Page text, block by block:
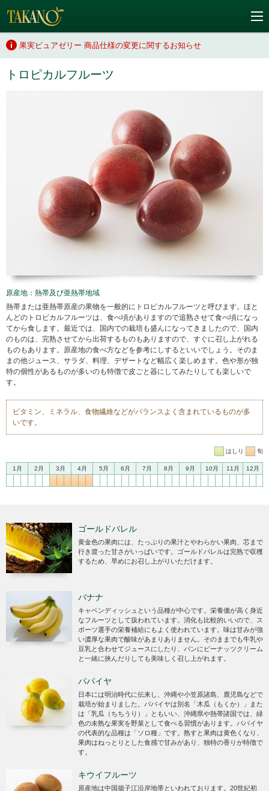
果実ピュアゼリー 商品仕様の変更に関するお知らせ
トロピカルフルーツ
原産地：熱帯及び亜熱帯地域
熱帯または亜熱帯原産の果物を一般的にトロピカルフルーツと呼びます。ほと
んどのトロピカルフルーツは、食べ頃がありますので追熟させて食べ頃になっ
てから食します。最近では、国内での栽培も盛んになってきましたので、国内
のものは、完熟させてから出荷するものもありますので、すぐに召し上がれる
ものもあります。原産地の食べ方などを参考にしするといいでしょう。そのま
まの他ジュース、サラダ、料理、デザートなど幅広く楽しめます。色や形が独
特の個性があるものが多いのも特徴で皮ごと器にしてみたりしても楽しいで
す。
ビタミン、ミネラル、食物繊維などがバランスよく含まれているものが多
いです。
はしり 旬
1月 2月 3月 4月 5月 6月 7月 8月 9月 10月 11月 12月
ゴールドバレル
黄金色の果肉には、たっぷりの果汁とやわらかい果肉、芯まで
行き渡った甘さがいっぱいです。ゴールドバレルは完熟で収穫
するため、早めにお召し上がりいただけます。
バナナ
キャベンディッシュという品種が中心です。栄養価が高く身近
なフルーツとして扱われています。消化も比較的いいので、ス
ポーツ選手の栄養補給にもよく使われています。味は甘みが強
い濃厚な果肉で酸味があまりありません。そのままでも牛乳や
豆乳と合わせてジュースにしたり、パンにピーナッツクリーム
と一緒に挟んだりしても美味しく召し上がれます。
パパイヤ
日本には明治時代に伝来し、沖縄や小笠原諸島、鹿児島などで
栽培が始まりました。パパイヤは別名「木瓜（もくか）」また
は「乳瓜（ちちうり）」ともいい、沖縄県や熱帯諸国では、緑
色の未熟な果実を野菜として食べる習慣があります。パパイヤ
の代表的な品種は「ソロ種」です。熟すと果肉は黄色くなり、
果肉はねっとりとした食感で甘みがあり、独特の香りが特徴で
す。
キウイフルーツ
原産地は中国揚子江沿岸地帯といわれております。20世紀初